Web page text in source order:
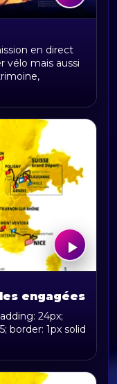
en direct
vélo mais aussi
engagées
24px;
border: 1px solid